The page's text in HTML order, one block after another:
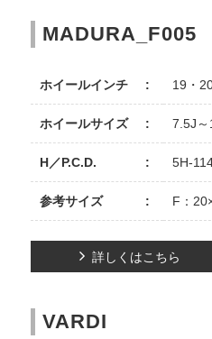
MADURA_F005
ホイールインチ 19・
ホイールサイズ 7.5J～
H／P.C.D. 5H-
参考サイズ F：
詳しくはこちら
VARDI